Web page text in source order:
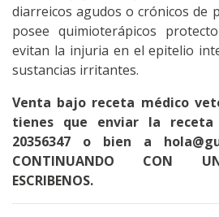
diarreicos agudos o crónicos de
posee quimioterápicos
evitan la injuria en el epitelio
sustancias irritantes.
Venta bajo receta médico
tienes que enviar la receta
20356347 o bien a
CONTINUANDO CON
ESCRIBENOS.